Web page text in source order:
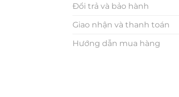
Đổi trả và bảo hành
Giao nhận và thanh toán
Hướng dẫn mua hàng